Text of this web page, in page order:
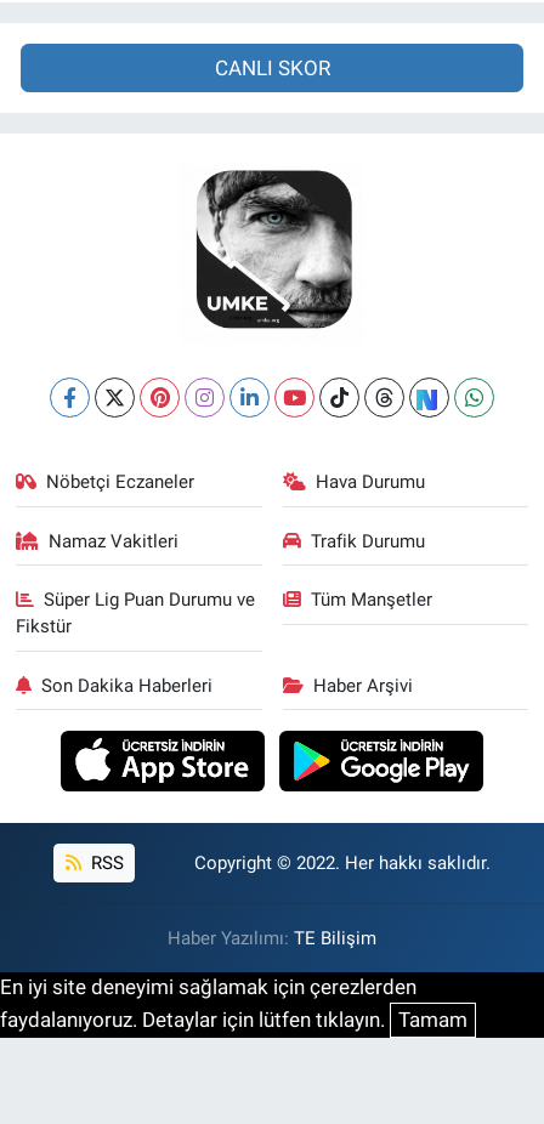
CANLI SKOR
Nöbetçi Eczaneler Hava Durumu
Namaz Vakitleri Trafik Durumu
Süper Lig Puan Durumu ve
Fikstür
Tüm Manşetler
Son Dakika Haberleri Haber Arşivi
RSS Copyright © 2022. Her hakkı saklıdır.
Haber Yazılımı: TE Bilişim
En iyi site deneyimi sağlamak için çerezlerden
faydalanıyoruz. Detaylar için lütfen tıklayın. Tamam